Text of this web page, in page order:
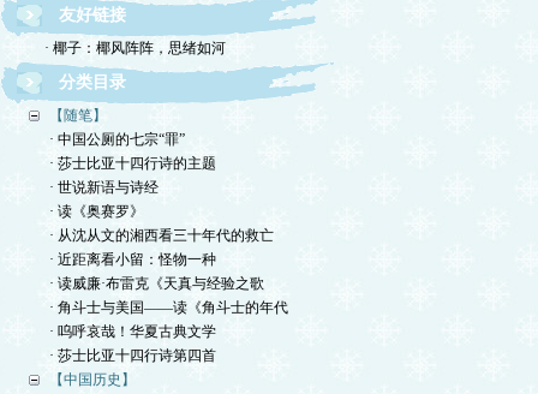
友好链接
· 椰子：椰风阵阵，思绪如河
分类目录
【随笔】
· 中国公厕的七宗“罪”
· 莎士比亚十四行诗的主题
· 世说新语与诗经
· 读《奥赛罗》
· 从沈从文的湘西看三十年代的救亡
· 近距离看小留：怪物一种
· 读威廉·布雷克《天真与经验之歌
· 角斗士与美国——读《角斗士的年代
· 呜呼哀哉！华夏古典文学
· 莎士比亚十四行诗第四首
【中国历史】